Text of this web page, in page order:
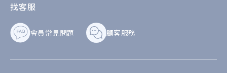
找客服
會員常見問題 顧客服務